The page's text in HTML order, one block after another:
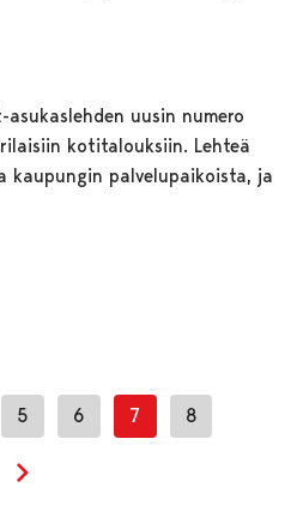
uusin numero
kotitalouksiin. Lehteä
kaupungin palvelupaikoista, ja
5 6 7 8
Seuraava sivu